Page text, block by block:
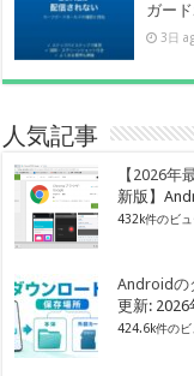
ガー
3日
人気記事
【2026
新版】
432k件のビュ
Androidの
更新:
424.6k件のビ